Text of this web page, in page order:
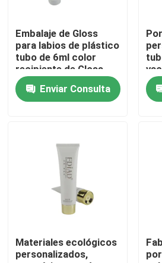
Productos
Tubo cosmético
tubo cosmético vacío
Tubo cosmético plástico
Empaquetado cosmético del
Empaquetado sostenible
Embalaje de Gloss
para labios de plástico
tubo de 6ml color
recipiente de Gloss
para labios vacío tubo
de Gloss para labios
con su logotipo
Enviar Consulta
Materiales ecológicos
personalizados,